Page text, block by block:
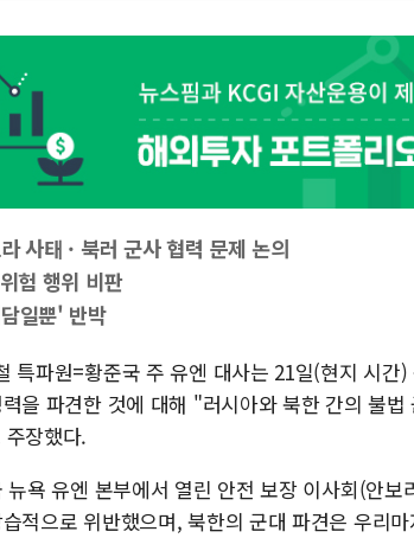
사태 · 북러 군사 협력 문제 논의
험 행위 비판
일뿐' 반박
특파원=황준국 주 유엔 대사는 21일(현지 시간
을 파견한 것에 대해 "러시아와 북한 간의 불
장했다.
욕 유엔 본부에서 열린 안전 보장 이사회(안
적으로 위반했으며, 북한의 군대 파견은 우리